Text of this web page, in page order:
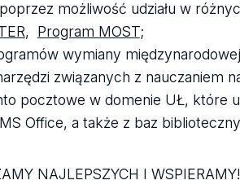
możliwość udziału w
, Program MOST;
wymiany
związanych z nauczaniem
pocztowe w domenie UŁ, które
Office, a także z baz
NAJLEPSZYCH I WSPIERAMY!